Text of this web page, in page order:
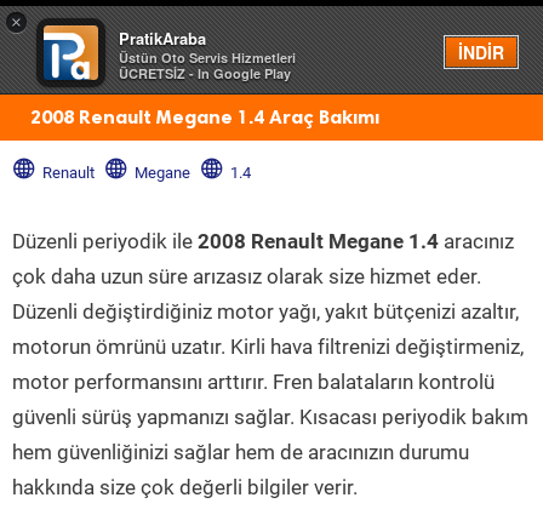
×
PratikAraba
Üstün Oto Servis Hizmetleri
ÜCRETSİZ - In Google Play
İNDİR
Menü
2008 Renault Megane 1.4 Araç Bakımı
Renault Megane 1.4
Düzenli periyodik ile 2008 Renault Megane 1.4 aracınız
çok daha uzun süre arızasız olarak size hizmet eder.
Düzenli değiştirdiğiniz motor yağı, yakıt bütçenizi azaltır,
motorun ömrünü uzatır. Kirli hava filtrenizi değiştirmeniz,
motor performansını arttırır. Fren balataların kontrolü
güvenli sürüş yapmanızı sağlar. Kısacası periyodik bakım
hem güvenliğinizi sağlar hem de aracınızın durumu
hakkında size çok değerli bilgiler verir.